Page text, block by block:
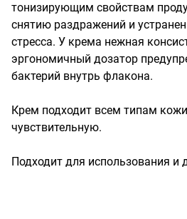
тонизирующим свойствам
снятию раздражений и
стресса. У крема нежная
эргономичный дозатор
бактерий внутрь флакона.
Крем подходит всем типам
чувствительную.
Подходит для использования и